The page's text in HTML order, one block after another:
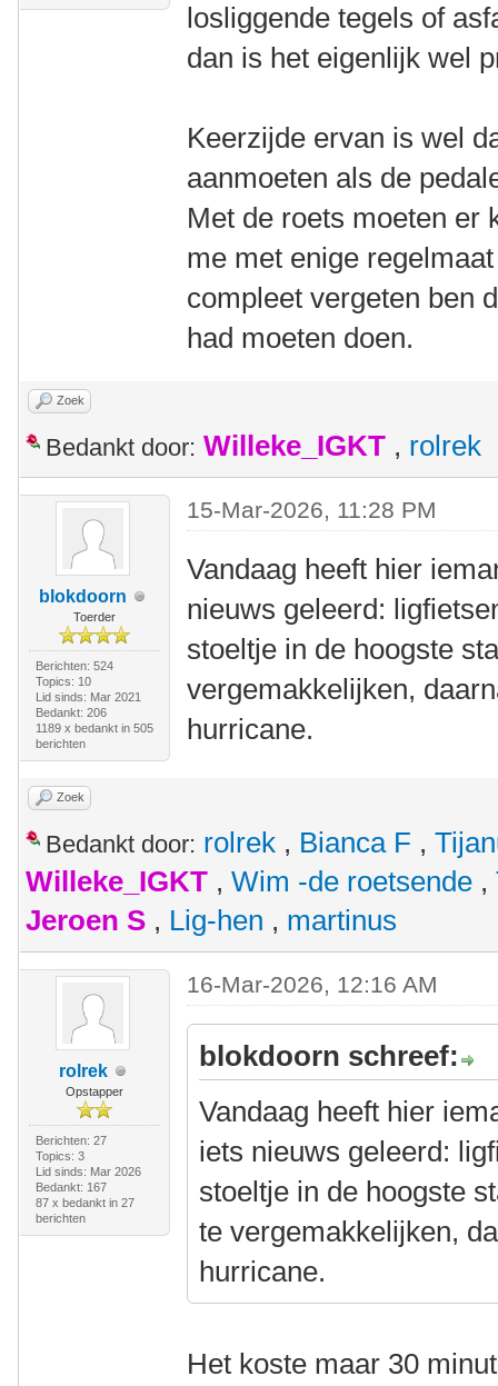
losliggende tegels of
dan is het eigenlijk wel
Keerzijde ervan is wel
aanmoeten als de
Met de roets moeten er
me met enige
compleet vergeten ben
had moeten doen.
Zoek
Bedankt door: Willeke_IGKT , rolrek
blokdoorn
Toerder
Berichten: 524
Topics: 10
Lid sinds: Mar 2021
Bedankt: 206
1189 x bedankt in 505
berichten
15-Mar-2026, 11:28 PM
Vandaag heeft hier
nieuws geleerd:
stoeltje in de hoogste
vergemakkelijken,
hurricane.
Zoek
Bedankt door: rolrek , Bianca F ,
Willeke_IGKT , Wim -de roetsende ,
Jeroen S , Lig-hen , martinus
rolrek
Opstapper
Berichten: 27
Topics: 3
Lid sinds: Mar 2026
Bedankt: 167
87 x bedankt in 27
berichten
16-Mar-2026, 12:16 AM
blokdoorn schreef:
Vandaag heeft hier
iets nieuws geleerd:
stoeltje in de hoogste
te vergemakkelijken,
hurricane.
Het koste maar 30